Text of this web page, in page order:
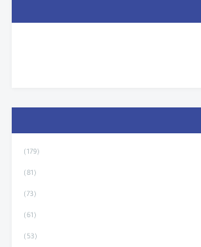
(179)
(81)
(73)
(61)
(53)